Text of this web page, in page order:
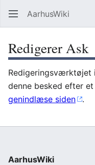
AarhusWiki
Redigerer Ask
Redigeringsværktøjet
denne besked efter
genindlæse siden
.
AarhusWiki